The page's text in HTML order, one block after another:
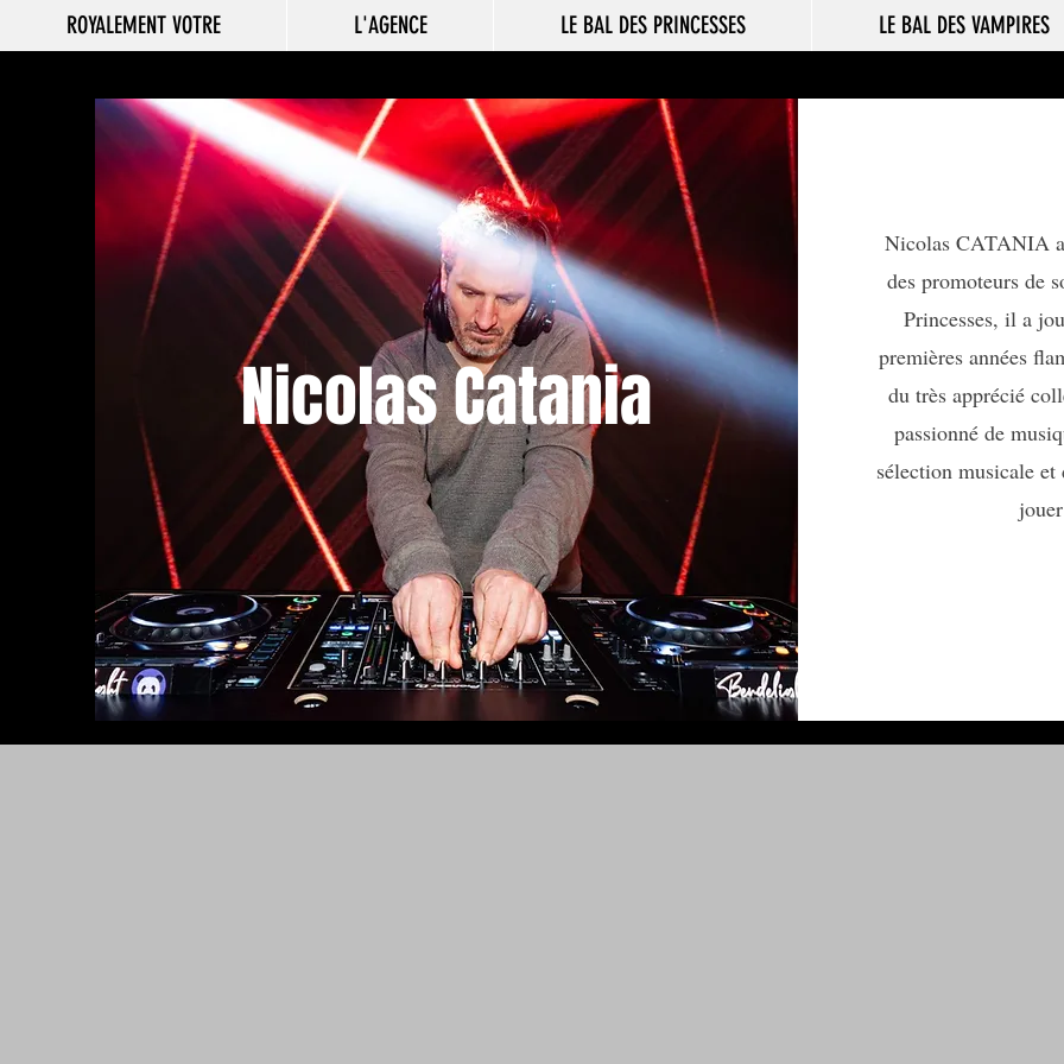
ROYALEMENT VOTRE L'AGENCE LE BAL DES PRINCESSES LE BAL DES VAMPIRES
Nicolas Catania
Nicolas CATANIA a
des promoteurs de
Princesses, il a
premières années
du très apprécié
passionné de
sélection musicale et